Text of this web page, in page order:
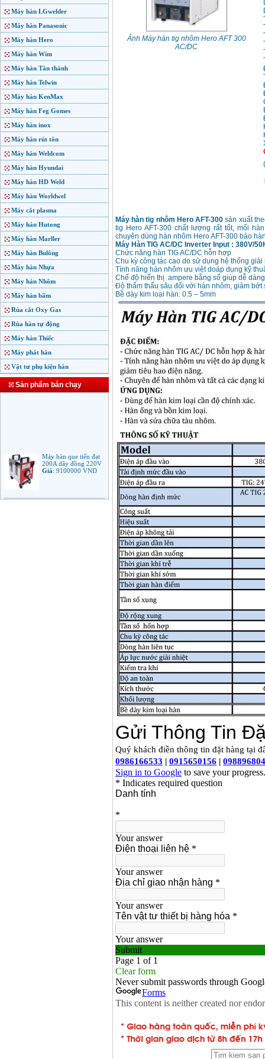
Máy hàn LGwelder
Máy hàn Panasonic
Máy hàn Hero
Máy hàn Wim
Máy hàn Tân thành
Máy hàn Telwin
Máy hàn KenMax
Máy hàn Feg Gomes
Máy hàn inox
Máy hàn rút tôn
Máy hàn Weldcom
Máy hàn Hyundai
Máy hàn HD Weld
Máy hàn Worldwel
Máy cắt plasma
Máy hàn Hutong
Máy hàn Marller
Máy hàn Bulông
Máy hàn Nhựa
Máy hàn Nhôm
Máy hàn bấm
Rùa cắt Oxy Gas
Rùa hàn tự động
Máy hàn Thiếc
Máy phát hàn
Vật tư phụ kiện hàn
Sản phẩm bán chạy
200A dây đồng 220V
Giá:9100000VND
Máy hàn que điện tử
Ảnh Máy hàn tig nhôm Hero AFT 300
AC/DC
(
Máy hàn tig nhôm Hero AFT-300 sản xuất
tig Hero AFT-300 chất lượng rất tốt, mối
chuyên dùng hàn nhôm Hero AFT-300 bảo
Máy Hàn TIG AC/DC Inverter Input : 380V/
Chức năng hàn TIG AC/DC hỗn hợp
Chu kỳ công tác cao do sử dụng hệ thống
Tính năng hàn nhôm ưu việt doáp dụng kỹ
Chế độ hiển thị ̣ ampere bằng số giúp dễ
Độ̣ thẩm thấu sâu đối với hàn nhôm, giảm bớt
Bề dày kim loại hàn: 0.5 – 5mm